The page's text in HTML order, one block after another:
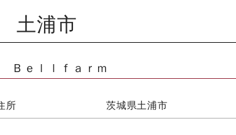
土浦市
Ｂｅｌｌｆａｒｍ
所 茨城県土浦市